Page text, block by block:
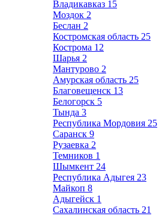
Владикавказ 15
Моздок 2
Беслан 2
Костромская область 25
Кострома 12
Шарья 2
Мантурово 2
Амурская область 25
Благовещенск 13
Белогорск 5
Тында 3
Республика Мордовия 25
Саранск 9
Рузаевка 2
Темников 1
Шымкент 24
Республика Адыгея 23
Майкоп 8
Адыгейск 1
Сахалинская область 21